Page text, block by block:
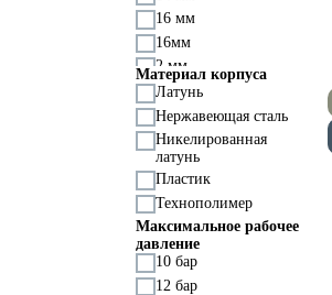
16 мм
16мм
2 мм
3 мм
3/8
4 мм
4мм
5 мм
6 мм
8 мм
M5
Материал корпуса
Латунь
Нержавеющая сталь
Никелированная
латунь
Пластик
Технополимер
Максимальное рабочее
давление
10 бар
12 бар